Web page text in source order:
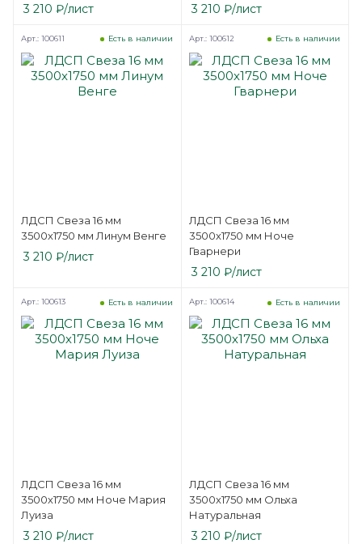
3 210 ₽/лист 3 210 ₽/лист
ЛДСП Свеза 16 мм
3500х1750 мм Линум Венге
Есть в наличии
Арт.: 100611
3 210 ₽/лист
ЛДСП Свеза 16 мм
3500х1750 мм Ноче
Гварнери
Есть в наличии
Арт.: 100612
3 210 ₽/лист
ЛДСП Свеза 16 мм
3500х1750 мм Ноче Мария
Луиза
Есть в наличии
Арт.: 100613
3 210 ₽/лист
ЛДСП Свеза 16 мм
3500х1750 мм Ольха
Натуральная
Есть в наличии
Арт.: 100614
3 210 ₽/лист